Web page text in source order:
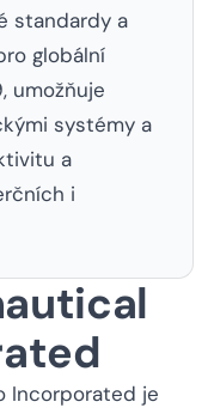
standardy a
globální
umožňuje
systémy a
a
i
Incorporated je